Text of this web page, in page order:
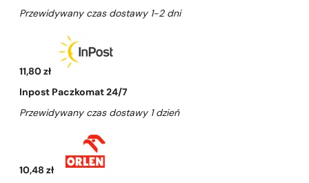
Przewidywany czas dostawy 1-2 dni
11,80 zł
Inpost Paczkomat 24/7
Przewidywany czas dostawy 1 dzień
10,48 zł